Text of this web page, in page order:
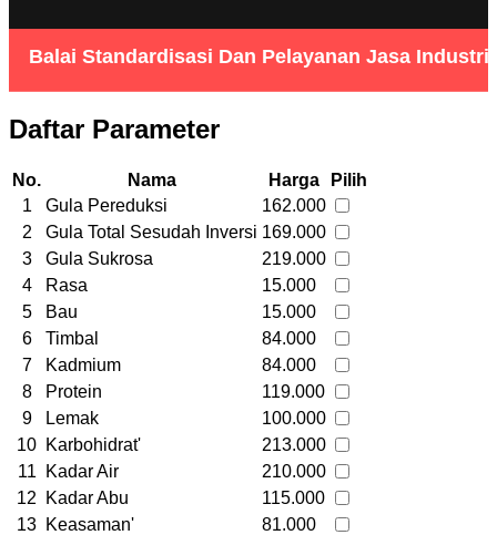
Balai Standardisasi Dan Pelayanan Jasa Industri
Daftar Parameter
No. Nama Harga
Pilih
1
Gula Pereduksi
162.000
2
Gula Total Sesudah Inversi 169.000
3
Gula Sukrosa
219.000
4
Rasa
15.000
5
Bau
15.000
6
Timbal
84.000
7
Kadmium
84.000
8
Protein
119.000
9
Lemak
100.000
10 Karbohidrat'
213.000
11
Kadar Air
210.000
12
Kadar Abu
115.000
13 Keasaman'
81.000